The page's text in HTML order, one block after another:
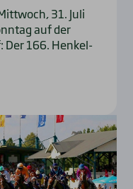
31. Juli
auf der
Der 166. Henkel-